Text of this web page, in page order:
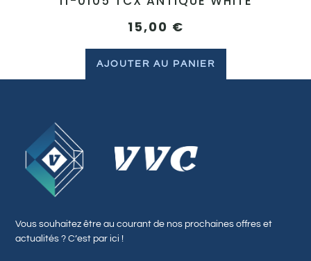
15,00 €
AJOUTER AU PANIER
Vous souhaitez être au courant de nos prochaines offres et
actualités ? C’est par ici !